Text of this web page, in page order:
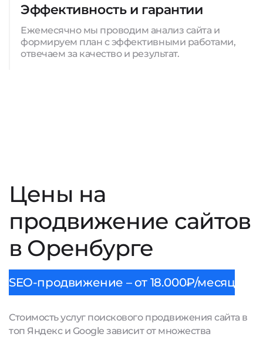
Эффективность и гарантии
Ежемесячно мы проводим анализ сайта и
формируем план с эффективными работами,
отвечаем за качество и результат.
Цены на
продвижение сайтов
в Оренбурге
SEO-продвижение – от 18.000₽/месяц
Стоимость услуг поискового продвижения сайта в
топ Яндекс и Google зависит от множества